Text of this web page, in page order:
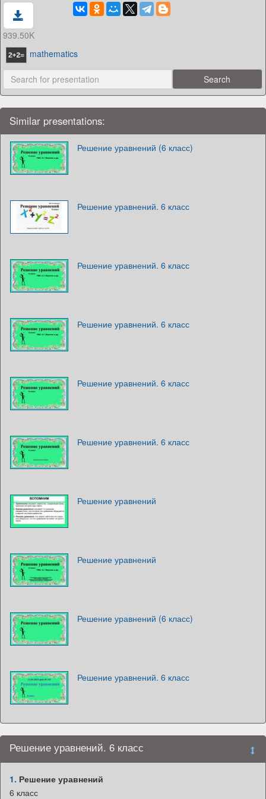
939.50K
mathematics
Similar presentations:
Решение уравнений (6 класс)
Решение уравнений. 6 класс
Решение уравнений. 6 класс
Решение уравнений. 6 класс
Решение уравнений. 6 класс
Решение уравнений. 6 класс
Решение уравнений
Решение уравнений
Решение уравнений (6 класс)
Решение уравнений. 6 класс
Решение уравнений. 6 класс
1. Решение уравнений
6 класс